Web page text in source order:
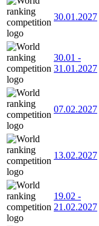
30.01.2027
30.01 -
31.01.2027
07.02.2027
13.02.2027
19.02 -
21.02.2027